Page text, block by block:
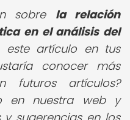
sobre la relación
en el análisis del
artículo en tus
conocer más
futuros artículos?
en nuestra web y